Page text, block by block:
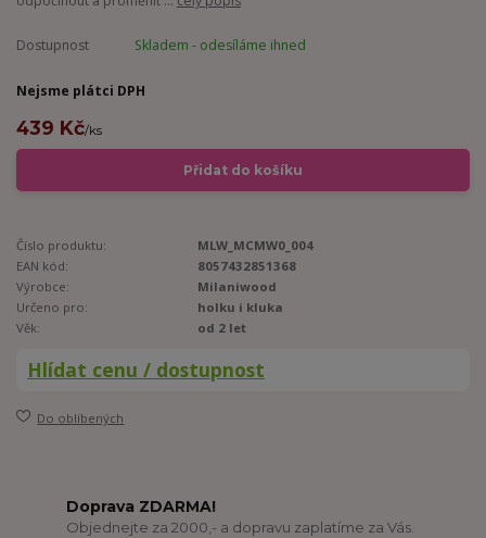
Dostupnost Skladem - odesíláme ihned
Nejsme plátci DPH
439 Kč/ks
Přidat do košíku
Číslo produktu:
MLW_MCMW0_004
EAN kód:
8057432851368
Výrobce:
Milaniwood
Určeno pro:
holku i kluka
Věk:
od 2 let
Hlídat cenu / dostupnost
Do oblíbených
Doprava ZDARMA!
Objednejte za 2000,- a dopravu zaplatíme za Vás.